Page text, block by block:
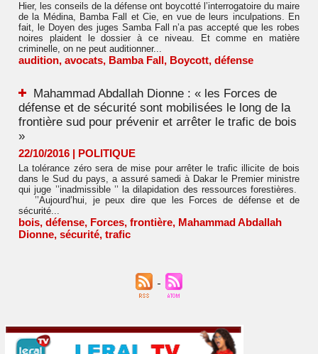
Hier, les conseils de la défense ont boycotté l’interrogatoire du maire
de la Médina, Bamba Fall et Cie, en vue de leurs inculpations. En
fait, le Doyen des juges Samba Fall n’a pas accepté que les robes
noires plaident le dossier à ce niveau. Et comme en matière
criminelle, on ne peut auditionner...
audition, avocats, Bamba Fall, Boycott, défense
Mahammad Abdallah Dionne : « les Forces de
défense et de sécurité sont mobilisées le long de la
frontière sud pour prévenir et arrêter le trafic de bois
»
22/10/2016 | POLITIQUE
La tolérance zéro sera de mise pour arrêter le trafic illicite de bois
dans le Sud du pays, a assuré samedi à Dakar le Premier ministre
qui juge ’’inadmissible ’’ la dilapidation des ressources forestières.
’’Aujourd’hui, je peux dire que les Forces de défense et de
sécurité...
bois, défense, Forces, frontière, Mahammad Abdallah
Dionne, sécurité, trafic